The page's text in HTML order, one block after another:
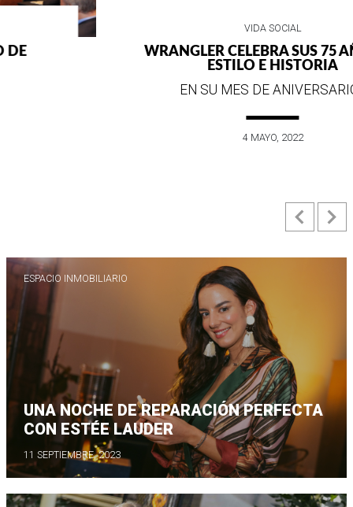
WRANGLER CELEBRA SUS 75 AÑOS DE
ESTILO E HISTORIA
EN SU MES DE ANIVERSARIO...
ESPACIO INMOBILIARIO
UNA NOCHE DE REPARACIÓN PERFECTA
CON ESTÉE LAUDER
11 SEPTIEMBRE, 2023